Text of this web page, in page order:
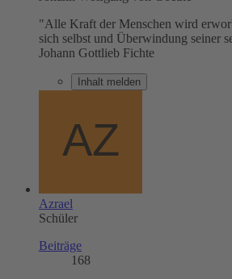
"Alle Kraft der Menschen wird
sich selbst und Überwindung seiner
Johann Gottlieb Fichte
Inhalt melden
Azrael
Schüler
Beiträge
168